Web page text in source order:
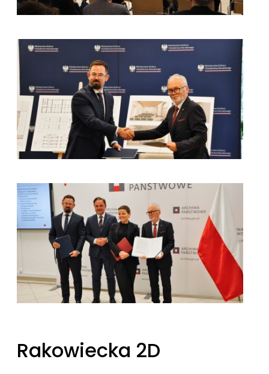
kliknięcie spowoduje powiększenie zdjęcia w galerii
kliknięcie spowoduje powiększenie zdjęcia w galerii
Rakowiecka 2D